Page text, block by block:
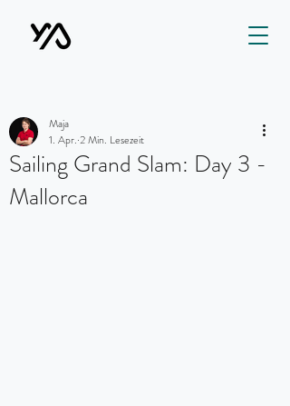
Sailing Grand Slam: Day 3 -
Mallorca
Maja
1. Apr. 2 Min. Lesezeit